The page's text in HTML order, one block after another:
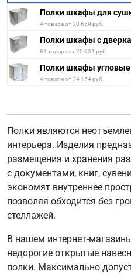
Полки шкафы для
4 товара от 38 659 руб.
Полки шкафы с
84 товара от 20 634 руб.
Полки шкафы угловые
4 товара от 34 154 руб.
Полки являются
интерьера. Изделия
размещения и хранения
с документами, книг,
экономят внутреннее
позволяя обходится без
стеллажей.
В нашем интернет-
недорогие открытые
полки. Максимально